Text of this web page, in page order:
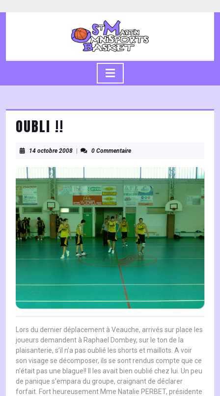
to
OUBLI !!
14 octobre 200814
2008
0 Commentaire
Lors du dernier déplacement à Veauche, arrivés sur place les
joueurs demandent à Raphael Dombey, sur le ton de la
plaisanterie, s’il n’a pas oublié les shorts et maillots. A voir
son visage se décomposer, ils se sont rendus compte que ce
n’était pas une blague!! Il les avait bien oublié chez lui. Un peu
de panique s’empara du groupe, craignant de déclarer
forfait. Fort heureusement Mme Natalie PERBET, présidente